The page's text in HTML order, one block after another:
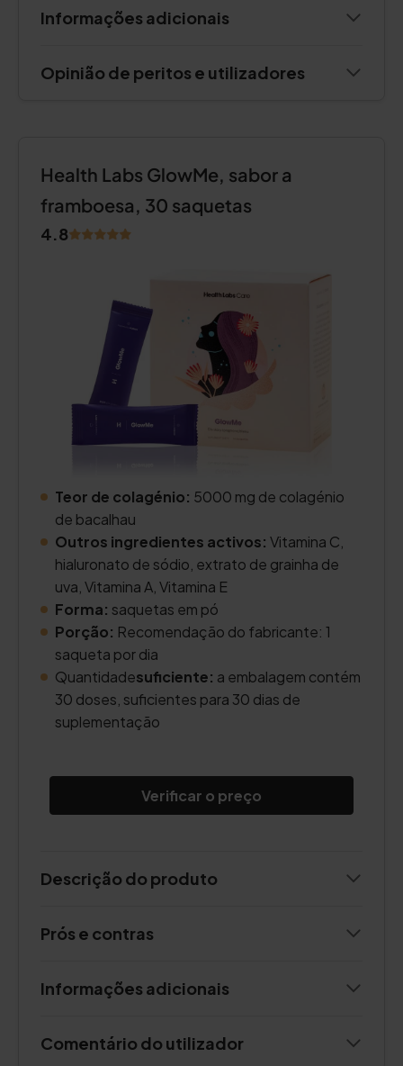
Informações adicionais
Opinião de peritos e utilizadores
Health Labs GlowMe, sabor a
framboesa, 30 saquetas
4.8
Teor de colagénio: 5000 mg de colagénio
de bacalhau
Outros ingredientes activos: Vitamina C,
hialuronato de sódio, extrato de grainha de
uva, Vitamina A, Vitamina E
Forma: saquetas em pó
Porção: Recomendação do fabricante: 1
saqueta por dia
Quantidadesuficiente: a embalagem contém
30 doses, suficientes para 30 dias de
suplementação
Verificar o preço
Descrição do produto
Prós e contras
Informações adicionais
Comentário do utilizador